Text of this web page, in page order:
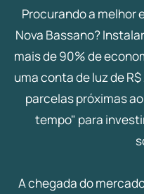
Procurando a melhor
Nova Bassano?
mais de 90% de
uma conta de luz de
parcelas próximas
tempo" para
A chegada do